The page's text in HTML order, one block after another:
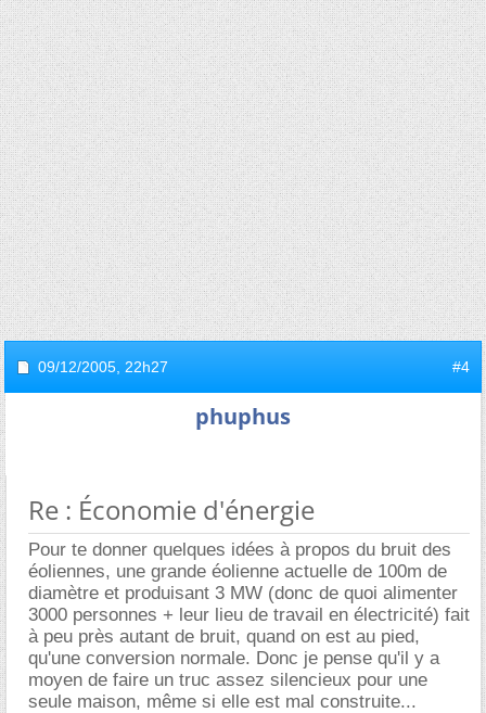
09/12/2005, 22h27 #4
phuphus
Re : Économie d'énergie
Pour te donner quelques idées à propos du bruit des
éoliennes, une grande éolienne actuelle de 100m de
diamètre et produisant 3 MW (donc de quoi alimenter
3000 personnes + leur lieu de travail en électricité) fait
à peu près autant de bruit, quand on est au pied,
qu'une conversion normale. Donc je pense qu'il y a
moyen de faire un truc assez silencieux pour une
seule maison, même si elle est mal construite...